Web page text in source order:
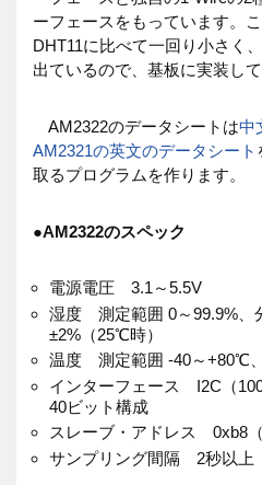
ーフェースをもっています。
DHT11に比べて一回り小さく
出ているので、基板に実装し
AM2322のデータシートは中
AM2321の英文のデータシート
取るプログラムを作ります。
●AM2322のスペック
電源電圧 3.1～5.5V
湿度 測定範囲 0～99.9%、
±2%（25℃時）
温度 測定範囲 -40～+80℃
インターフェース I2C（
40ビット構成
スレーブ・アドレス 0xb8（
サンプリング間隔 2秒以上